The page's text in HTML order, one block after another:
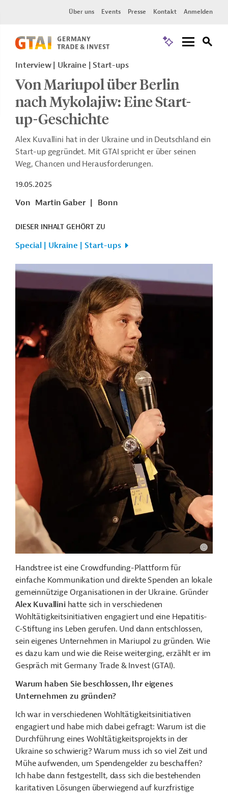
Über uns Events Presse Kontakt Anmelden
Interview | Ukraine | Start-ups
Von Mariupol über Berlin
nach Mykolajiw: Eine Start-
up-Geschichte
Alex Kuvallini hat in der Ukraine und in Deutschland ein
Start-up gegründet. Mit GTAI spricht er über seinen
Weg, Chancen und Herausforderungen.
19.05.2025
Von Martin Gaber Bonn
DIESER INHALT GEHÖRT ZU
Special | Ukraine | Start-ups
Handstree ist eine Crowdfunding-Plattform für
einfache Kommunikation und direkte Spenden an lokale
gemeinnützige Organisationen in der Ukraine. Gründer
Alex Kuvallinihatte sich in verschiedenen
Wohltätigkeitsinitiativen engagiert und eine Hepatitis-
C-Stiftung ins Leben gerufen. Und dann entschlossen,
sein eigenes Unternehmen in Mariupol zu gründen. Wie
es dazu kam und wie die Reise weiterging, erzählt er im
Gespräch mit Germany Trade & Invest (GTAI).
Warum haben Sie beschlossen, Ihr eigenes
Unternehmen zu gründen?
Ich war in verschiedenen Wohltätigkeitsinitiativen
engagiert und habe mich dabei gefragt: Warum ist die
Durchführung eines Wohltätigkeitsprojekts in der
Ukraine so schwierig? Warum muss ich so viel Zeit und
Mühe aufwenden, um Spendengelder zu beschaffen?
Ich habe dann festgestellt, dass sich die bestehenden
karitativen Lösungen überwiegend auf kurzfristige